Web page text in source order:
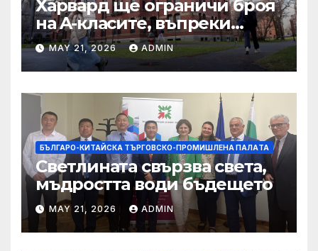
Харвард ще ограничи броя
на A-класите, въпреки
силната съпротива на
студентите
MAY 21, 2026 ADMIN
БЪЛГАРО-КИТАЙСКА ТЪРГОВСКО-ПРОМИШЛЕНА ПАЛAТА
Светлината свързва света,
мъдростта води бъдещето
MAY 21, 2026 ADMIN